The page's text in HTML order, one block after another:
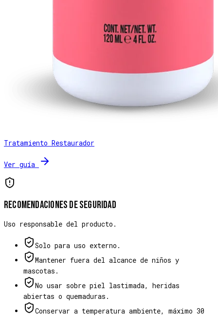
Tratamiento Restaurador
Ver guía
Recomendaciones de seguridad
Uso responsable del producto.
Solo para uso externo.
Mantener fuera del alcance de niños y
mascotas.
No usar sobre piel lastimada, heridas
abiertas o quemaduras.
Conservar a temperatura ambiente, máximo 30